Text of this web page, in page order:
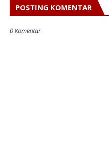
POSTING KOMENTAR
0 Komentar